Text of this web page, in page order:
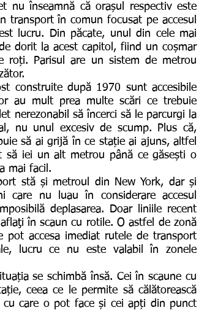
nu înseamnă că orașul respectiv este
transport în comun focusat pe accesul
lucru. Din păcate, unul din cele mai
dorit la acest capitol, fiind un coșmar
roți. Parisul are un sistem de metrou
au mult prea multe scări ce trebuie
nerezonabil să încerci să le parcurgi la
nu unul excesiv de scump. Plus că,
să ai grijă în ce stație ai ajuns, altfel
să iei un alt metrou până ce găsești o
mai facil.
care nu luau în considerare accesul
deplasarea. Doar liniile recent
în scaun cu rotile. O astfel de zonă
pot accesa imediat rutele de transport
lucru ce nu este valabil în zonele
ceea ce le permite să călătorească
care o pot face și cei apți din punct